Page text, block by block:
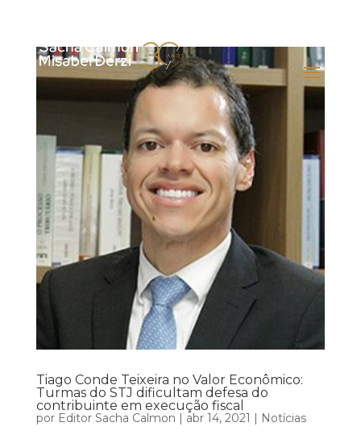
Tiago Conde Teixeira no Valor Econômico:
Turmas do STJ dificultam defesa do
contribuinte em execução fiscal
por Editor Sacha Calmon | abr 14, 2021 | Notícias